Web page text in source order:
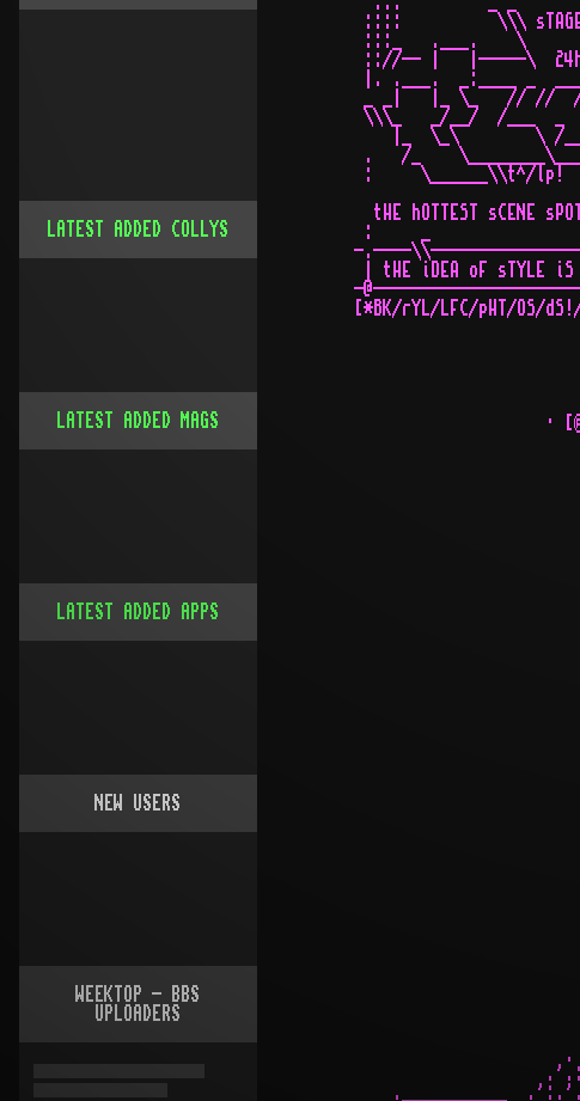
LATEST ADDED COLLYS
LATEST ADDED MAGS
LATEST ADDED APPS
NEW USERS
WEEKTOP - BBS
UPLOADERS